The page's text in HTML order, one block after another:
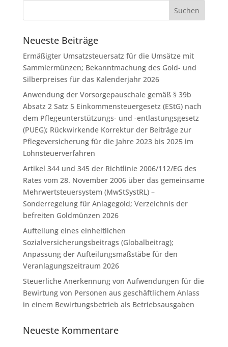
Neueste Beiträge
Ermäßigter Umsatzsteuersatz für die Umsätze mit
Sammlermünzen; Bekanntmachung des Gold- und
Silberpreises für das Kalenderjahr 2026
Anwendung der Vorsorgepauschale gemäß § 39b
Absatz 2 Satz 5 Einkommensteuergesetz (EStG) nach
dem Pflegeunterstützungs- und -entlastungsgesetz
(PUEG); Rückwirkende Korrektur der Beiträge zur
Pflegeversicherung für die Jahre 2023 bis 2025 im
Lohnsteuerverfahren
Artikel 344 und 345 der Richtlinie 2006/112/EG des
Rates vom 28. November 2006 über das gemeinsame
Mehrwertsteuersystem (MwStSystRL) –
Sonderregelung für Anlagegold; Verzeichnis der
befreiten Goldmünzen 2026
Aufteilung eines einheitlichen
Sozialversicherungsbeitrags (Globalbeitrag);
Anpassung der Aufteilungsmaßstäbe für den
Veranlagungszeitraum 2026
Steuerliche Anerkennung von Aufwendungen für die
Bewirtung von Personen aus geschäftlichem Anlass
in einem Bewirtungsbetrieb als Betriebsausgaben
Neueste Kommentare